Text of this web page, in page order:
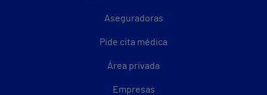
Aseguradoras
Pide cita médica
Área privada
Empresas